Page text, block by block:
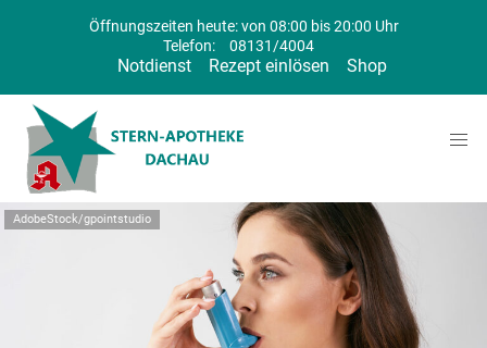
Öffnungszeiten heute: von 08:00 bis 20:00 Uhr
Telefon:
08131/4004
Notdienst Rezept einlösen Shop
AdobeStock/gpointstudio